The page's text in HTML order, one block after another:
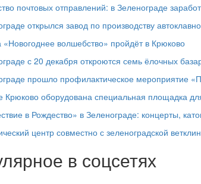
почтовых отправлений: в Зеленограде
открылся завод по производству
волшебство» пройдёт в Крюково
с 20 декабря откроются семь ёлочных
прошло профилактическое мероприятие
Крюково оборудована специальная площадка
в Рождество» в Зеленограде: концерты,
центр совместно с зеленоградской
в соцсетях